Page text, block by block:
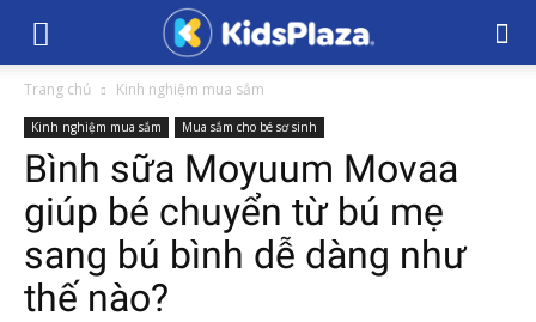
Trang chủ Kinh nghiệm mua sắm
Kinh nghiệm mua sắm Mua sắm cho bé sơ sinh
Bình sữa Moyuum Movaa
giúp bé chuyển từ bú mẹ
sang bú bình dễ dàng như
thế nào?